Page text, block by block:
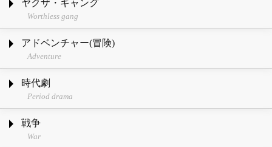
ヤクザ・ギャング
Worthless gang
アドベンチャー(冒険)
Adventure
時代劇
Period drama
戦争
War